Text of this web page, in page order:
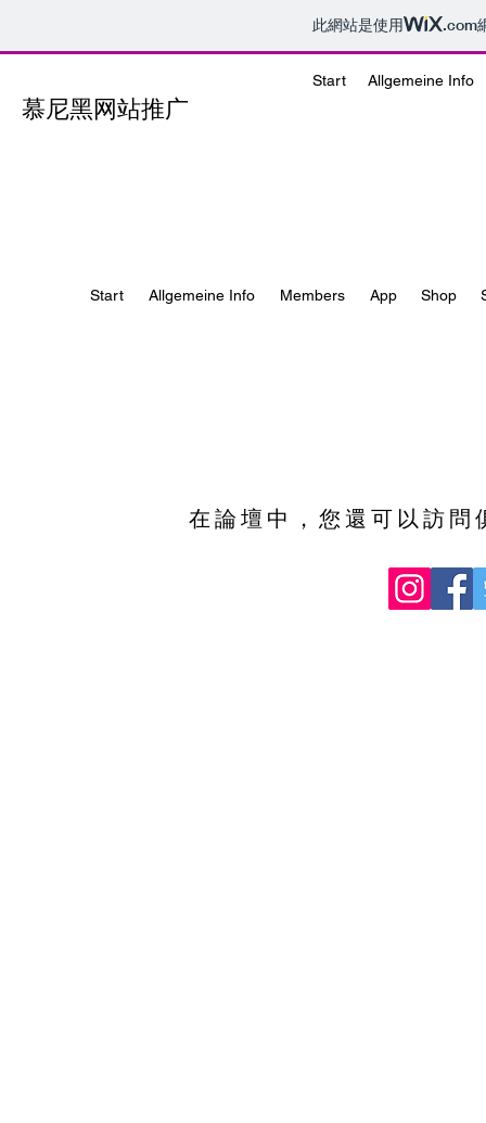
此網站是使用 .com
慕尼黑网站推广
Start Allgemeine Info Members App Shop
在論壇中，您還可以訪
Start Allgemeine Info